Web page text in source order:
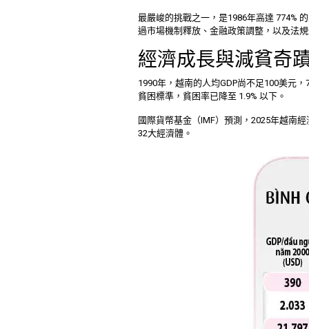
最嚴峻的挑戰之一，是1986年高達 774%
過市場機制釋放、金融政策調整，以及法
經濟成長與減貧奇
1990年，越南的人均GDP尚不足100美元
貧困標準，貧困率已降至 1.9% 以下。
國際貨幣基金（IMF）預測，2025年越南
32大經濟體。